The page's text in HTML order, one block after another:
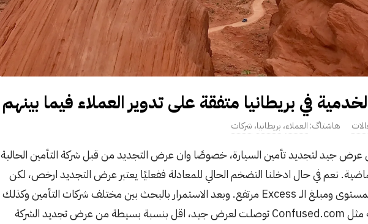
في بريطانيا متفقة على تدوير العملاء فيما بينهم
العملاء، بريطانيا، شركات
جيد لتجديد تأمين السيارة، خصوصًا وان عرض التجديد من قبل شركة التأمين الحالية
نعم في حال ادخلنا التضخم الحالي للمعادلة ففعليًا يعتبر عرض التجديد ارخص، لكن
مع هذا كمميزات ليس بالمستوى ومبلغ الــ Excess مرتفع. وبعد الاستمرار بالبحث بين مختلف شركات التأمين وكذلك
باستخدام مواقع المقارنة مثل Confused.com توصلت لعرض جيد، اقل بنسبة بسيطة من عرض تجديد الشركة